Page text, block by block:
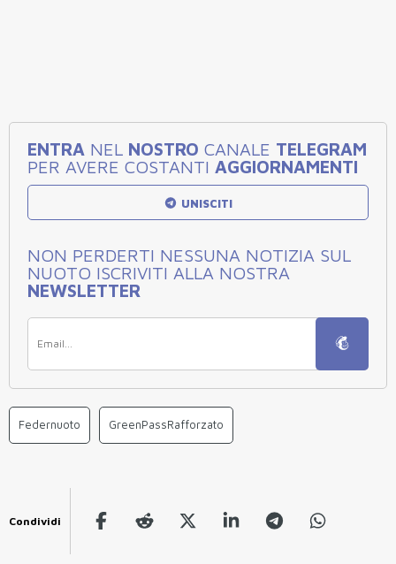
ENTRA NEL NOSTRO CANALE TELEGRAM
PER AVERE COSTANTI AGGIORNAMENTI
UNISCITI
NON PERDERTI NESSUNA NOTIZIA SUL
NUOTO ISCRIVITI ALLA NOSTRA
NEWSLETTER
Federnuoto GreenPassRafforzato
Condividi